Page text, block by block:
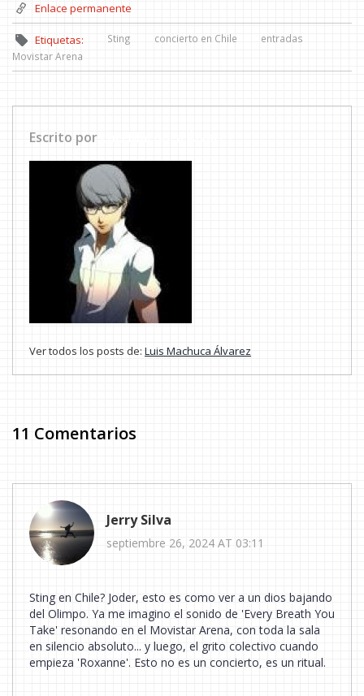
Enlace permanente
Etiquetas: Sting concierto en Chile
entradas
Movistar Arena
Escrito por
Ver todos los posts de: Luis Machuca Álvarez
11 Comentarios
Jerry Silva
septiembre 26, 2024 AT 03:11
Sting en Chile? Joder, esto es como ver a un dios bajando
del Olimpo. Ya me imagino el sonido de 'Every Breath You
Take' resonando en el Movistar Arena, con toda la sala
en silencio absoluto... y luego, el grito colectivo cuando
empieza 'Roxanne'. Esto no es un concierto, es un ritual.